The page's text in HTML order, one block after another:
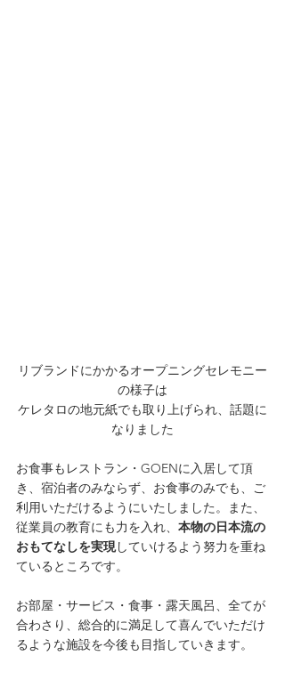
リブランドにかかるオープニングセレモニー
の様子は
ケレタロの地元紙でも取り上げられ、話題に
なりました
お食事もレストラン・GOENに入居して頂
き、宿泊者のみならず、お食事のみでも、ご
利用いただけるようにいたしました。また、
従業員の教育にも力を入れ、 本物の日本流の
おもてなしを実現していけるよう努力を重ね
ているところです。
お部屋・サービス・食事・露天風呂、全てが
合わさり、総合的に満足して喜んでいただけ
るような施設を今後も目指していきます。